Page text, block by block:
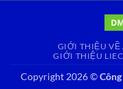
GIỚI THIỆU VỀ
GIỚI THIỆU
Copyright 2026 ©